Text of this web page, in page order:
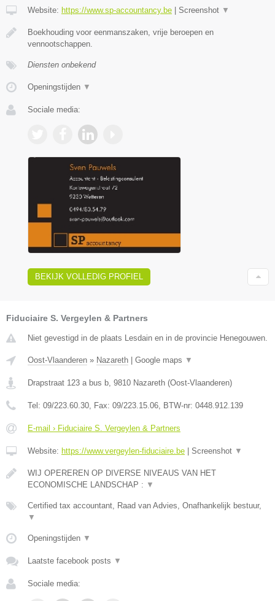
Website: https://www.sp-accountancy.be Screenshot ▼
Boekhouding voor eenmanszaken, vrije beroepen en
vennootschappen.
Diensten onbekend
Openingstijden ▼
Sociale media:
BEKIJK VOLLEDIG PROFIEL
Fiduciaire S. Vergeylen & Partners
Niet gevestigd in de plaats Lesdain en in de provincie Henegouwen.
Oost-Vlaanderen » Nazareth Google maps ▼
Drapstraat 123 a bus b, 9810 Nazareth (Oost-Vlaanderen)
Tel: 09/223.60.30, Fax: 09/223.15.06, BTW-nr: 0448.912.139
E-mail › Fiduciaire S. Vergeylen & Partners
Website: https://www.vergeylen-fiduciaire.be Screenshot ▼
WIJ OPEREREN OP DIVERSE NIVEAUS VAN HET
ECONOMISCHE LANDSCHAP : ▼
Certified tax accountant, Raad van Advies, Onafhankelijk bestuur,
▼
Openingstijden ▼
Laatste facebook posts ▼
Sociale media: